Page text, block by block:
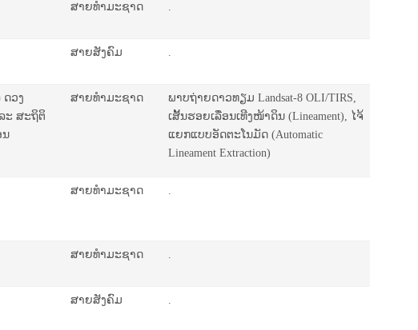
ສາຍທຳມະຊາດ .
ສາຍສັງຄົມ .
ດວງ
ະ ສະຖິຕິ
ນ
ສາຍທຳມະຊາດ
ພາບຖ່າຍດາວທຽມ Landsat-8 OLI/TIRS,
ເສັ້້ນຮອຍເລື່ອນເທີງໜ້າດິນ (Lineament), ໄຈ້
ແຍກແບບອັດຕະໂນມັດ (Automatic
Lineament Extraction)
ສາຍທຳມະຊາດ .
ສາຍທຳມະຊາດ .
ສາຍສັງຄົມ .